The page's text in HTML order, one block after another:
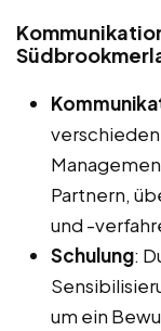
Partnern,
und -
Schulung:
um ein